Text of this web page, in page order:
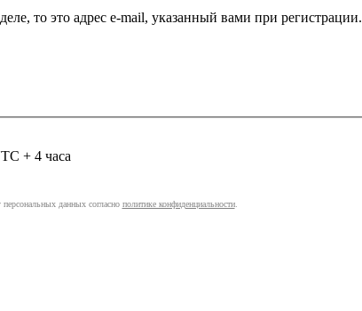
то это адрес e-mail, указанный вами при регистрации.
+ 4 часа
данных согласно политике конфиденциальности.